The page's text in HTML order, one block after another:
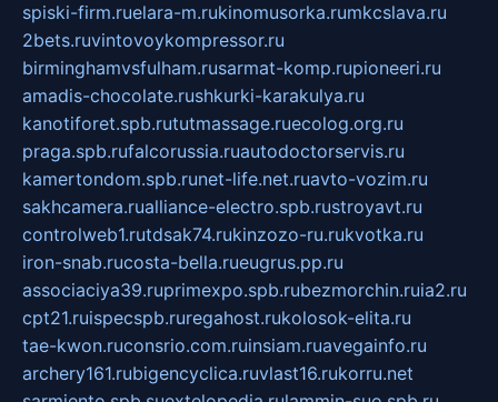
spiski-firm.ruelara-m.rukinomusorka.rumkcslava.ru
2bets.ruvintovoykompressor.ru
birminghamvsfulham.rusarmat-komp.rupioneeri.ru
amadis-chocolate.rushkurki-karakulya.ru
kanotiforet.spb.rututmassage.ruecolog.org.ru
praga.spb.rufalcorussia.ruautodoctorservis.ru
kamertondom.spb.runet-life.net.ruavto-vozim.ru
sakhcamera.rualliance-electro.spb.rustroyavt.ru
controlweb1.rutdsak74.rukinzozo-ru.rukvotka.ru
iron-snab.rucosta-bella.rueugrus.pp.ru
associaciya39.ruprimexpo.spb.rubezmorchin.ruia2.ru
cpt21.ruispecspb.ruregahost.rukolosok-elita.ru
tae-kwon.ruconsrio.com.ruinsiam.ruavegainfo.ru
archery161.rubigencyclica.ruvlast16.rukorru.net